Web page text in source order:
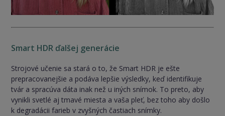
Smart HDR ďalšej generácie
Strojové učenie sa stará o to, že Smart HDR je ešte
prepracovanejšie a podáva lepšie výsledky, keď identifikuje
tvár a spracúva dáta inak než u iných snímok. To preto, aby
vynikli svetlé aj tmavé miesta a vaša pleť, bez toho aby došlo
k degradácii farieb v zvyšných častiach snímky.